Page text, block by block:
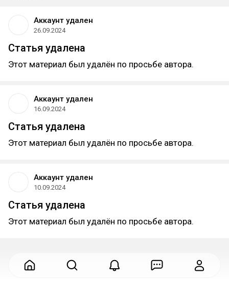
Аккаунт удален
26.09.2024
Статья удалена
Этот материал был удалён по просьбе автора.
Аккаунт удален
16.09.2024
Статья удалена
Этот материал был удалён по просьбе автора.
Аккаунт удален
10.09.2024
Статья удалена
Этот материал был удалён по просьбе автора.